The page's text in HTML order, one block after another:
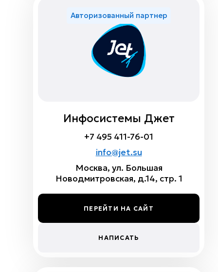
Авторизованный партнер
Инфосистемы Джет
+7 495 411-76-01
info@jet.su
Москва, ул. Большая
Новодмитровская, д.14, стр. 1
ПЕРЕЙТИ НА САЙТ
НАПИСАТЬ